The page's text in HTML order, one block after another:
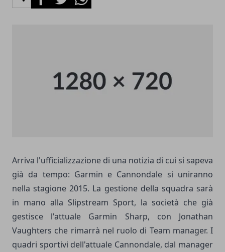
Arriva l'ufficializzazione di una notizia di cui si sapeva
già da tempo: Garmin e Cannondale si uniranno
nella stagione 2015. La gestione della squadra sarà
in mano alla Slipstream Sport, la società che già
gestisce l'attuale Garmin Sharp, con Jonathan
Vaughters che rimarrà nel ruolo di Team manager. I
quadri sportivi dell'attuale Cannondale, dal manager